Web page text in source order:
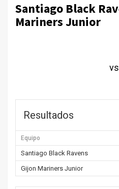
Santiago Black
Mariners Junior
vs
Resultados
Equipo
Santiago Black Ravens
Gijon Mariners Junior